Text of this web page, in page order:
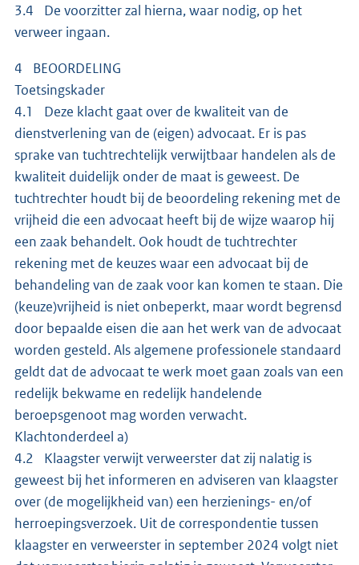
3.4 De voorzitter zal hierna, waar nodig, op het
verweer ingaan.
4 BEOORDELING
Toetsingskader
4.1 Deze klacht gaat over de kwaliteit van de
dienstverlening van de (eigen) advocaat. Er is pas
sprake van tuchtrechtelijk verwijtbaar handelen als de
kwaliteit duidelijk onder de maat is geweest. De
tuchtrechter houdt bij de beoordeling rekening met de
vrijheid die een advocaat heeft bij de wijze waarop hij
een zaak behandelt. Ook houdt de tuchtrechter
rekening met de keuzes waar een advocaat bij de
behandeling van de zaak voor kan komen te staan. Die
(keuze)vrijheid is niet onbeperkt, maar wordt begrensd
door bepaalde eisen die aan het werk van de advocaat
worden gesteld. Als algemene professionele standaard
geldt dat de advocaat te werk moet gaan zoals van een
redelijk bekwame en redelijk handelende
beroepsgenoot mag worden verwacht.
Klachtonderdeel a)
4.2 Klaagster verwijt verweerster dat zij nalatig is
geweest bij het informeren en adviseren van klaagster
over (de mogelijkheid van) een herzienings- en/of
herroepingsverzoek. Uit de correspondentie tussen
klaagster en verweerster in september 2024 volgt niet